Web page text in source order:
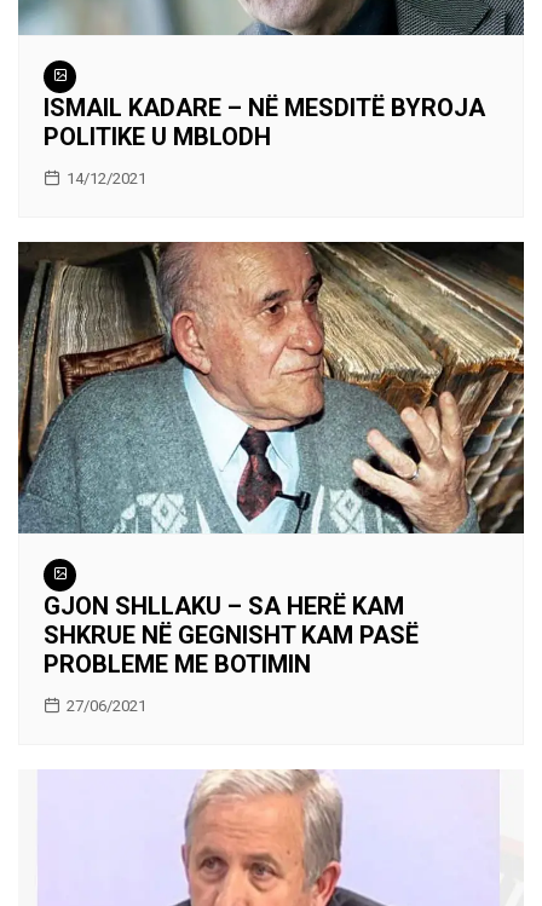
ISMAIL KADARE – NË MESDITË BYROJA
POLITIKE U MBLODH
14/12/2021
GJON SHLLAKU – SA HERË KAM
SHKRUE NË GEGNISHT KAM PASË
PROBLEME ME BOTIMIN
27/06/2021